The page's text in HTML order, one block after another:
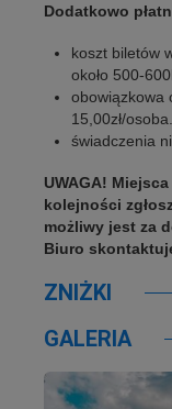
Dodatkowo
koszt biletów
około 500-
obowiązkowa
15,00zł/osoba.
świadczenia
UWAGA!
kolejności
możliwy jest za
Biuro
ZNIŻKI
GALERIA